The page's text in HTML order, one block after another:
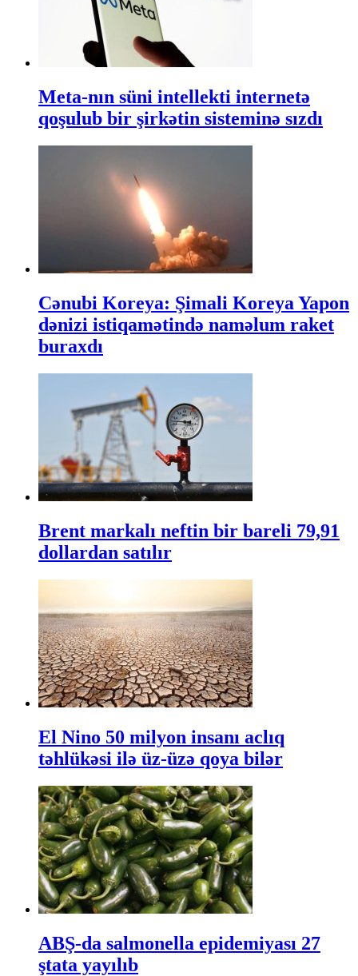
Meta-nın süni intellekti internetə
qoşulub bir şirkətin sisteminə sızdı
Cənubi Koreya: Şimali Koreya Yapon
dənizi istiqamətində naməlum raket
buraxdı
Brent markalı neftin bir bareli 79,91
dollardan satılır
El Nino 50 milyon insanı aclıq
təhlükəsi ilə üz-üzə qoya bilər
ABŞ-da salmonella epidemiyası 27
ştata yayılıb